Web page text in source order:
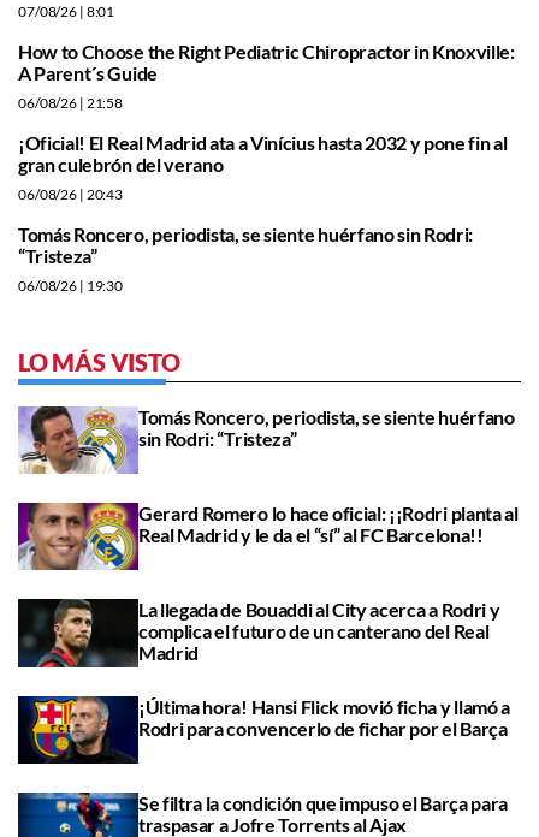
07/08/26 | 8:01
How to Choose the Right Pediatric Chiropractor in Knoxville:
A Parent´s Guide
06/08/26 | 21:58
¡Oficial! El Real Madrid ata a Vinícius hasta 2032 y pone fin al
gran culebrón del verano
06/08/26 | 20:43
Tomás Roncero, periodista, se siente huérfano sin Rodri:
“Tristeza”
06/08/26 | 19:30
LO MÁS VISTO
Tomás Roncero, periodista, se siente huérfano
sin Rodri: “Tristeza”
Gerard Romero lo hace oficial: ¡¡Rodri planta al
Real Madrid y le da el “sí” al FC Barcelona!!
La llegada de Bouaddi al City acerca a Rodri y
complica el futuro de un canterano del Real
Madrid
¡Última hora! Hansi Flick movió ficha y llamó a
Rodri para convencerlo de fichar por el Barça
Se filtra la condición que impuso el Barça para
traspasar a Jofre Torrents al Ajax